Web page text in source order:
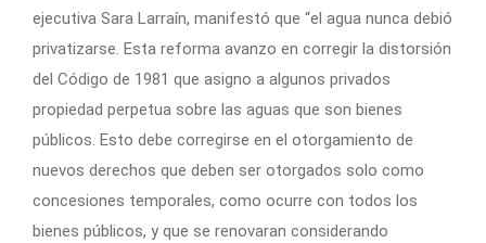
ejecutiva Sara Larraín, manifestó que “el agua nunca debió
privatizarse. Esta reforma avanzo en corregir la distorsión
del Código de 1981 que asigno a algunos privados
propiedad perpetua sobre las aguas que son bienes
públicos. Esto debe corregirse en el otorgamiento de
nuevos derechos que deben ser otorgados solo como
concesiones temporales, como ocurre con todos los
bienes públicos, y que se renovaran considerando